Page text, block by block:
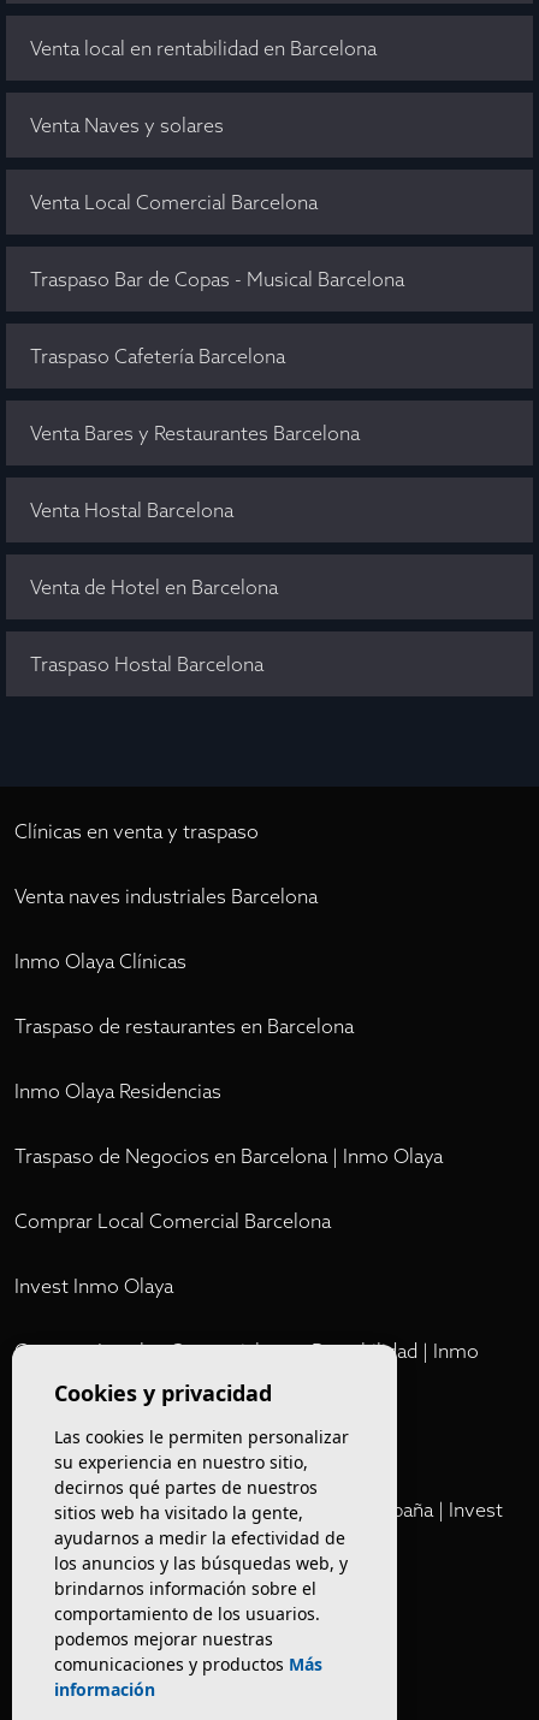
Venta local en rentabilidad en Barcelona
Venta Naves y solares
Venta Local Comercial Barcelona
Traspaso Bar de Copas - Musical Barcelona
Traspaso Cafetería Barcelona
Venta Bares y Restaurantes Barcelona
Venta Hostal Barcelona
Venta de Hotel en Barcelona
Traspaso Hostal Barcelona
Clínicas en venta y traspaso
Venta naves industriales Barcelona
Inmo Olaya Clínicas
Traspaso de restaurantes en Barcelona
Inmo Olaya Residencias
Traspaso de Negocios en Barcelona | Inmo Olaya
Comprar Local Comercial Barcelona
Invest Inmo Olaya
Comprar Locales Comerciales en Rentabilidad | Inmo
Olaya
Cartera Privada de Activos Hoteleros en España | Invest
Inmo Olaya
Venta de edificios
Comprar restaurante en Barcelona
Cookies y privacidad
Las cookies le permiten personalizar
su experiencia en nuestro sitio,
decirnos qué partes de nuestros
sitios web ha visitado la gente,
ayudarnos a medir la efectividad de
los anuncios y las búsquedas web, y
brindarnos información sobre el
comportamiento de los usuarios.
podemos mejorar nuestras
comunicaciones y productos Más
información